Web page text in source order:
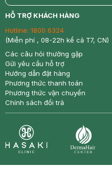
return
HỖ TRỢ KHÁCH HÀNG
Hotline: 1800 6324
(Miễn phí , 08-22h kể cả T7, CN)
Các câu hỏi thường gặp
Gửi yêu cầu hỗ trợ
Hướng dẫn đặt hàng
Phương thức thanh toán
Phương thức vận chuyển
Chính sách đổi trả